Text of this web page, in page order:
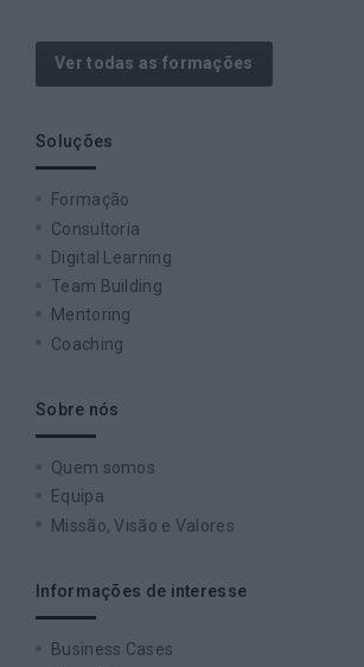
Ver todas as formações
Soluções
Formação
Consultoria
Digital Learning
Team Building
Mentoring
Coaching
Sobre nós
Quem somos
Equipa
Missão, Visão e Valores
Informações de interesse
Business Cases